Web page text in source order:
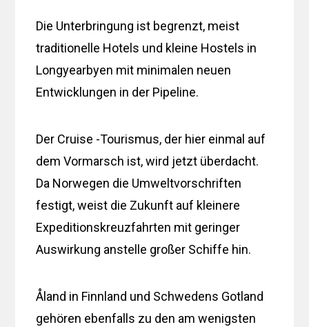
Die Unterbringung ist begrenzt, meist
traditionelle Hotels und kleine Hostels in
Longyearbyen mit minimalen neuen
Entwicklungen in der Pipeline.
Der Cruise -Tourismus, der hier einmal auf
dem Vormarsch ist, wird jetzt überdacht.
Da Norwegen die Umweltvorschriften
festigt, weist die Zukunft auf kleinere
Expeditionskreuzfahrten mit geringer
Auswirkung anstelle großer Schiffe hin.
Åland in Finnland und Schwedens Gotland
gehören ebenfalls zu den am wenigsten